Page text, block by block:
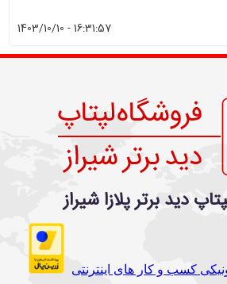
1403/10/10 - 16:31:57
دید برتر پلازا شیراز